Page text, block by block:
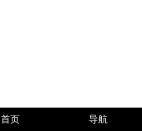
首页 导航